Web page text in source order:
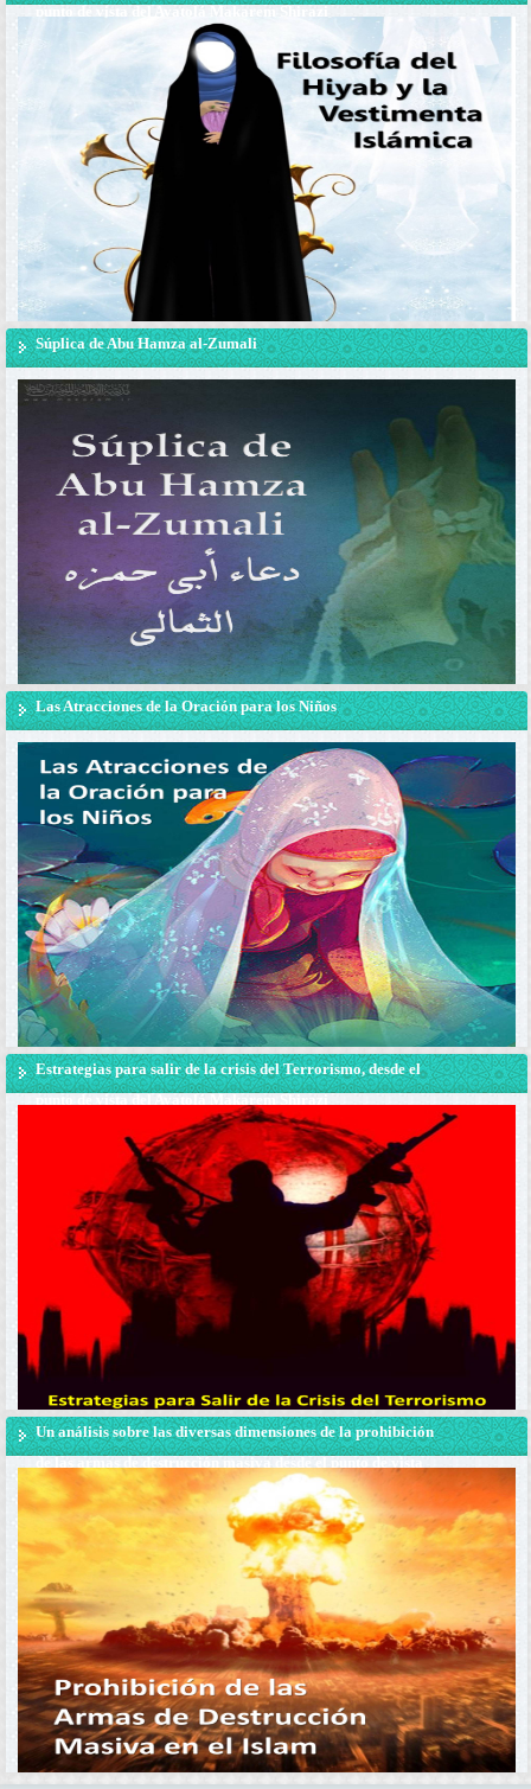
punto de vista del Ayatolá Makarem Shirazi
Súplica de Abu Hamza al-Zumali
Las Atracciones de la Oración para los Niños
Estrategias para salir de la crisis del Terrorismo, desde el
punto de vista del Ayatolá Makarem Shirazi
Un análisis sobre las diversas dimensiones de la prohibición
de las armas de destrucción masiva desde el punto de vista
del Ayatolá Makarem Shirazi